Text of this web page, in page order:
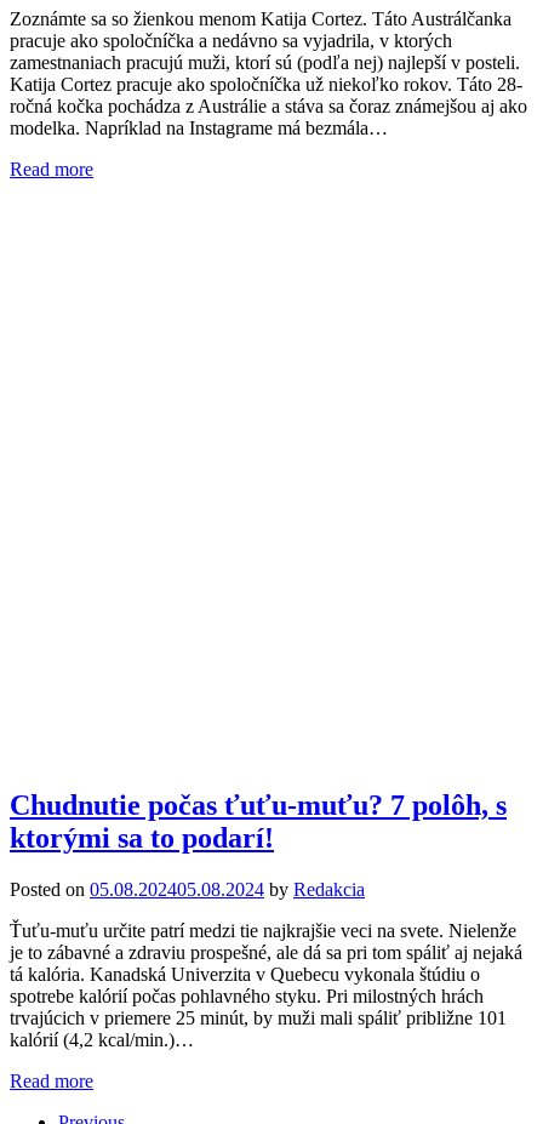
Zoznámte sa so žienkou menom Katija Cortez. Táto Austrálčanka
pracuje ako spoločníčka a nedávno sa vyjadrila, v ktorých
zamestnaniach pracujú muži, ktorí sú (podľa nej) najlepší v posteli.
Katija Cortez pracuje ako spoločníčka už niekoľko rokov. Táto 28-
ročná kočka pochádza z Austrálie a stáva sa čoraz známejšou aj ako
modelka. Napríklad na Instagrame má bezmála…
Read more
Chudnutie počas ťuťu-muťu? 7 polôh, s
ktorými sa to podarí!
Posted on 05.08.202405.08.2024 by Redakcia
Ťuťu-muťu určite patrí medzi tie najkrajšie veci na svete. Nielenže
je to zábavné a zdraviu prospešné, ale dá sa pri tom spáliť aj nejaká
tá kalória. Kanadská Univerzita v Quebecu vykonala štúdiu o
spotrebe kalórií počas pohlavného styku. Pri milostných hrách
trvajúcich v priemere 25 minút, by muži mali spáliť približne 101
kalórií (4,2 kcal/min.)…
Read more